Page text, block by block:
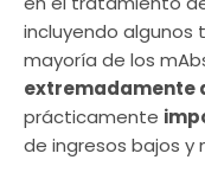
incluyendo algunos
mayoría de los
extremadamente
prácticamente
de ingresos bajos y